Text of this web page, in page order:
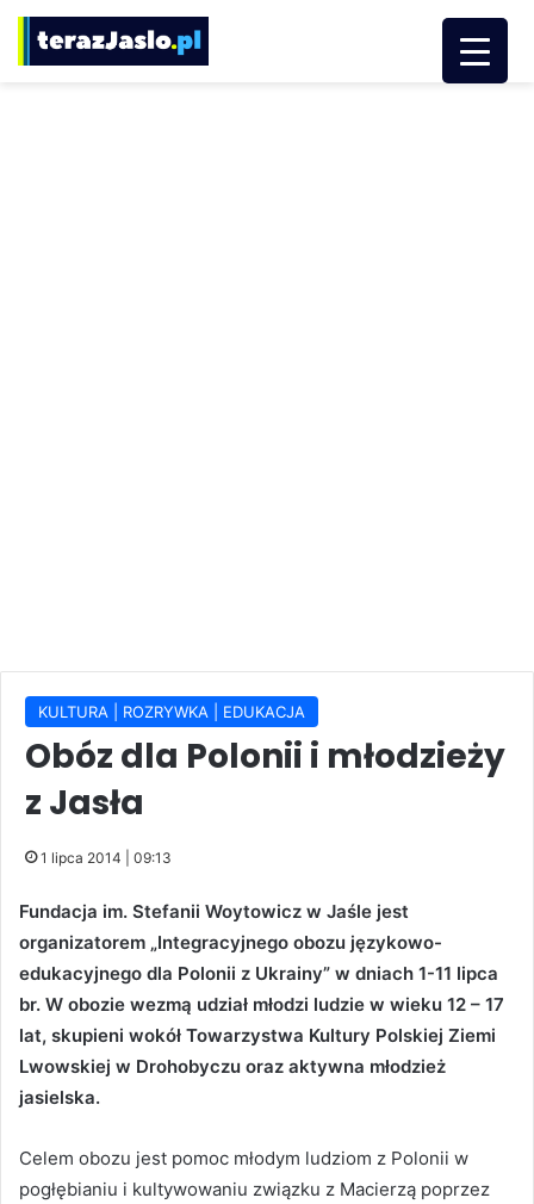
KULTURA | ROZRYWKA | EDUKACJA
Obóz dla Polonii i młodzieży
z Jasła
1 lipca 2014 | 09:13
Fundacja im. Stefanii Woytowicz w Jaśle jest
organizatorem „Integracyjnego obozu językowo-
edukacyjnego dla Polonii z Ukrainy” w dniach 1-11 lipca
br. W obozie wezmą udział młodzi ludzie w wieku 12 – 17
lat, skupieni wokół Towarzystwa Kultury Polskiej Ziemi
Lwowskiej w Drohobyczu oraz aktywna młodzież
jasielska.
Celem obozu jest pomoc młodym ludziom z Polonii w
pogłębianiu i kultywowaniu związku z Macierzą poprzez